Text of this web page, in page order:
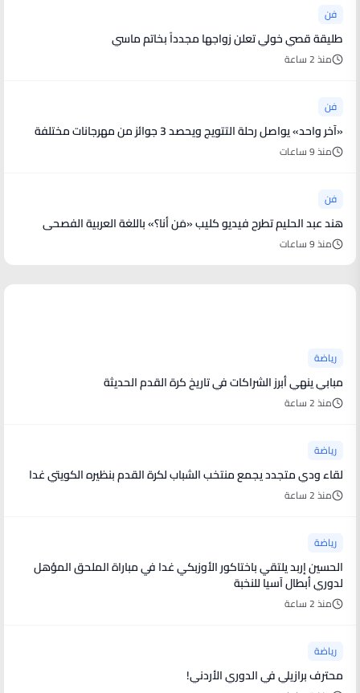
فن
طليقة قصي خولي تعلن زواجها مجدداً بخاتم ماسي
منذ 2 ساعة
فن
«آخر واحد» يواصل رحلة التتويج ويحصد 3 جوائز من مهرجانات مختلفة
منذ 9 ساعات
فن
هند عبد الحليم تطرح فيديو كليب «مَن أنا؟» باللغة العربية الفصحى
منذ 9 ساعات
رياضة
مبابي ينهي أبرز الشراكات في تاريخ كرة القدم الحديثة
منذ 2 ساعة
رياضة
لقاء ودي متجدد يجمع منتخب الشباب لكرة القدم بنظيره الكويتي غدا
منذ 2 ساعة
رياضة
الحسين إربد يلتقي باختاكور الأوزبكي غدا في مباراة الملحق المؤهل
لدوري أبطال آسيا للنخبة
منذ 2 ساعة
رياضة
محترف برازيلي في الدوري الأردني!